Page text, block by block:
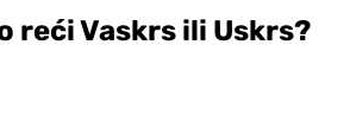
reći Vaskrs ili Uskrs?